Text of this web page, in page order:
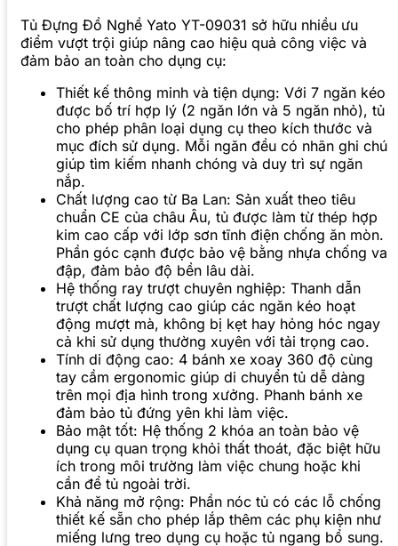
Tủ Đựng Đồ Nghề Yato YT-09031 sở hữu nhiều ưu
điểm vượt trội giúp nâng cao hiệu quả công việc và
đảm bảo an toàn cho dụng cụ:
Thiết kế thông minh và tiện dụng: Với 7 ngăn kéo
được bố trí hợp lý (2 ngăn lớn và 5 ngăn nhỏ), tủ
cho phép phân loại dụng cụ theo kích thước và
mục đích sử dụng. Mỗi ngăn đều có nhãn ghi chú
giúp tìm kiếm nhanh chóng và duy trì sự ngăn
nắp.
Chất lượng cao từ Ba Lan: Sản xuất theo tiêu
chuẩn CE của châu Âu, tủ được làm từ thép hợp
kim cao cấp với lớp sơn tĩnh điện chống ăn mòn.
Phần góc cạnh được bảo vệ bằng nhựa chống va
đập, đảm bảo độ bền lâu dài.
Hệ thống ray trượt chuyên nghiệp: Thanh dẫn
trượt chất lượng cao giúp các ngăn kéo hoạt
động mượt mà, không bị kẹt hay hỏng hóc ngay
cả khi sử dụng thường xuyên với tải trọng cao.
Tính di động cao: 4 bánh xe xoay 360 độ cùng
tay cầm ergonomic giúp di chuyển tủ dễ dàng
trên mọi địa hình trong xưởng. Phanh bánh xe
đảm bảo tủ đứng yên khi làm việc.
Bảo mật tốt: Hệ thống 2 khóa an toàn bảo vệ
dụng cụ quan trọng khỏi thất thoát, đặc biệt hữu
ích trong môi trường làm việc chung hoặc khi
cần để tủ ngoài trời.
Khả năng mở rộng: Phần nóc tủ có các lỗ chống
thiết kế sẵn cho phép lắp thêm các phụ kiện như
miếng lưng treo dụng cụ hoặc tủ ngang bổ sung.